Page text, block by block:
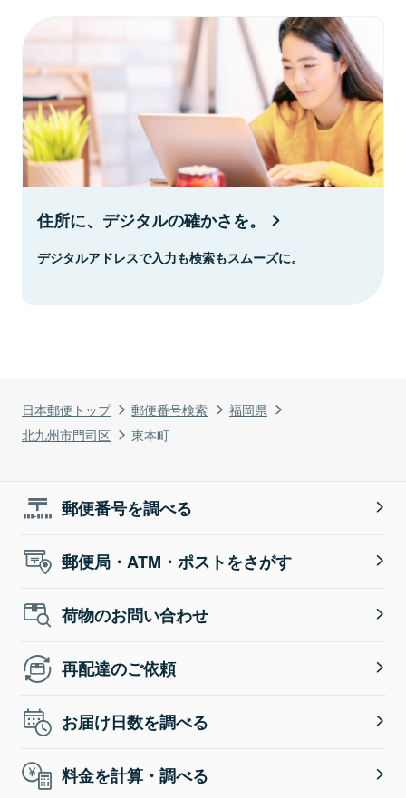
日本郵便トップ 郵便番号検索
福岡県
北九州市門司区
東本町
住所に、デジタルの確かさを。
デジタルアドレスで入力も検索もスムーズに。
郵便番号を調べる
郵便局・ATM・ポストをさがす
荷物のお問い合わせ
再配達のご依頼
お届け日数を調べる
料金を計算・調べる